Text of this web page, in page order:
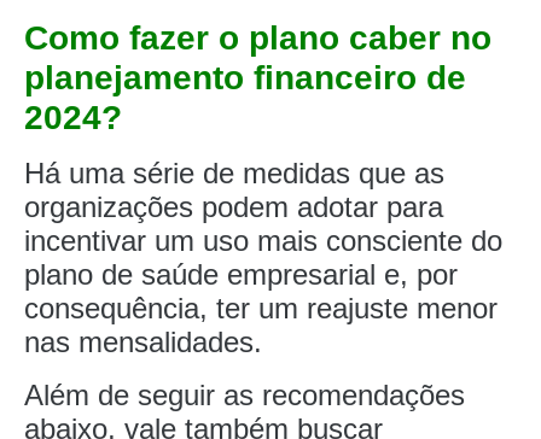
Como fazer o plano caber no
planejamento financeiro de
2024?
Há uma série de medidas que as
organizações podem adotar para
incentivar um uso mais consciente do
plano de saúde empresarial e, por
consequência, ter um reajuste menor
nas mensalidades.
Além de seguir as recomendações
abaixo, vale também buscar